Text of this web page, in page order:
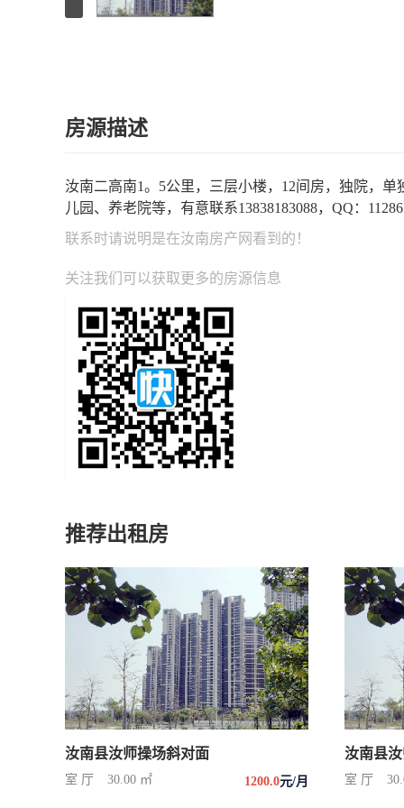
房源描述
汝南二高南1。5公里，三层小楼，12间房，独院，
儿园、养老院等，有意联系13838183088，QQ：
联系时请说明是在汝南房产网 看到的！
关注我们可以获取更多的房源信息
推荐出租房
汝南县汝师操场斜对面
室 厅 30.00 ㎡ 1200.0元/月
汝南县
室 厅